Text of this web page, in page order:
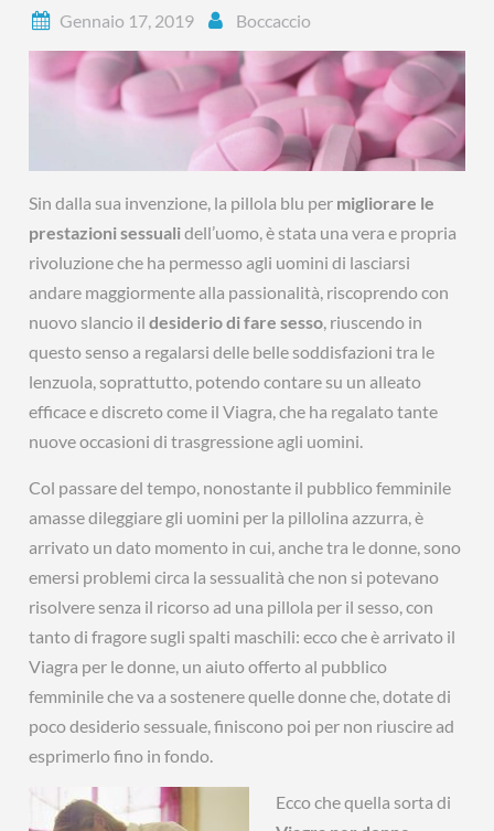
Gennaio 17, 2019 Boccaccio
Sin dalla sua invenzione, la pillola blu per migliorare le
prestazioni sessualidell’uomo, è stata una vera e propria
rivoluzione che ha permesso agli uomini di lasciarsi
andare maggiormente alla passionalità, riscoprendo con
nuovo slancio ildesiderio di fare sesso, riuscendo in
questo senso a regalarsi delle belle soddisfazioni tra le
lenzuola, soprattutto, potendo contare su un alleato
efficace e discreto come il Viagra, che ha regalato tante
nuove occasioni di trasgressione agli uomini.
Col passare del tempo, nonostante il pubblico femminile
amasse dileggiare gli uomini per la pillolina azzurra, è
arrivato un dato momento in cui, anche tra le donne, sono
emersi problemi circa la sessualità che non si potevano
risolvere senza il ricorso ad una pillola per il sesso, con
tanto di fragore sugli spalti maschili: ecco che è arrivato il
Viagra per le donne, un aiuto offerto al pubblico
femminile che va a sostenere quelle donne che, dotate di
poco desiderio sessuale, finiscono poi per non riuscire ad
esprimerlo fino in fondo.
Ecco che quella sorta di